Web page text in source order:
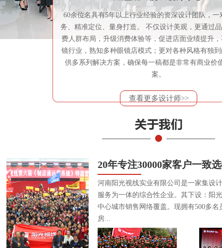
60余位名具有5年以上行业经验的资深设计团队，一
务、精准定位、量身打造。 不仅设计美观，更通过
费人群布局，升级消费体验等，促进店面业绩提升
镜行业，熟知多种眼镜店模式；更对各种风格有独
供多系列解决方案，确保每一稿都是非常有商业价
案。
查看更多设计师>>
20年专注30000家客户一致
河南阳光视线实业有限公司是一家集设
服务为一体的综合性企业。其下设：阳
中心城市销售网络覆盖。现拥有500多
房...